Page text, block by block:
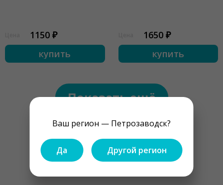
Ваш регион — Петрозаводск?
Да Другой регион
1150 ₽
купить
1650 ₽
купить
Показать ещё
2 3 ... 9